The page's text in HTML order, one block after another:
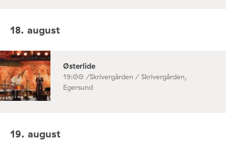
18. august
Østerlide
19:00 /Skrivergården / Skrivergården,
Egersund
19. august